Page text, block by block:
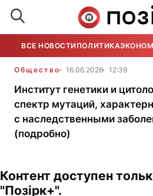
ВСЕ НОВОСТИ ПОЛИТИКА
Общество 16.06.2026 12:39
Институт генетики и
спектр мутаций,
с наследственными
(подробно)
Контент доступен
"Позірк+".